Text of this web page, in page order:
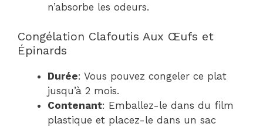
n’absorbe les odeurs.
Congélation Clafoutis Aux Œufs et
Épinards
Durée: Vous pouvez congeler ce plat
jusqu’à 2 mois.
Contenant: Emballez-le dans du film
plastique et placez-le dans un sac